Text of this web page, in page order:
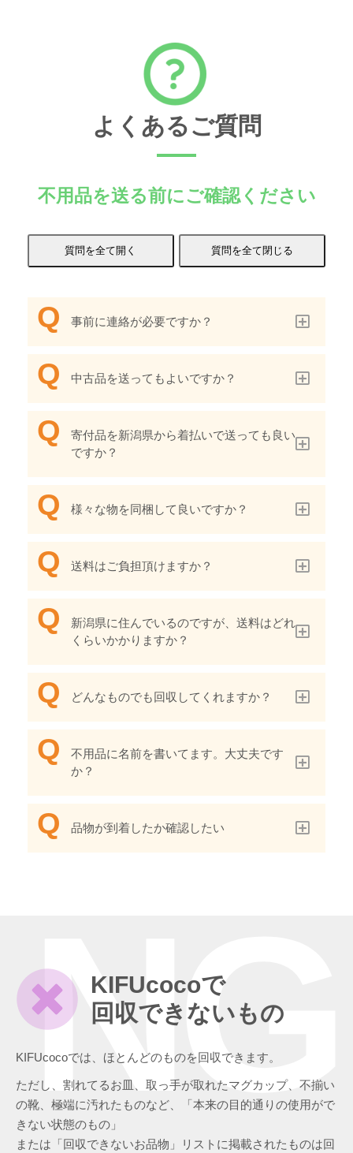
よくあるご質問
不用品を送る前にご確認ください
事前に連絡が必要ですか？
中古品を送ってもよいですか？
寄付品を新潟県から着払いで送っても良い
ですか？
様々な物を同梱して良いですか？
送料はご負担頂けますか？
新潟県に住んでいるのですが、送料はどれ
くらいかかりますか？
どんなものでも回収してくれますか？
不用品に名前を書いてます。大丈夫です
か？
品物が到着したか確認したい
KIFUcocoで
回収できないもの
KIFUcocoでは、ほとんどのものを回収できます。
ただし、割れてるお皿、取っ手が取れたマグカップ、不揃い
の靴、極端に汚れたものなど、「本来の目的通りの使用がで
きない状態のもの」
または「回収できないお品物」リストに掲載されたものは回
NG